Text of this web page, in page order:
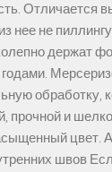
Отличается
нее не
держат
обработку,
прочной и
цвет.
швов